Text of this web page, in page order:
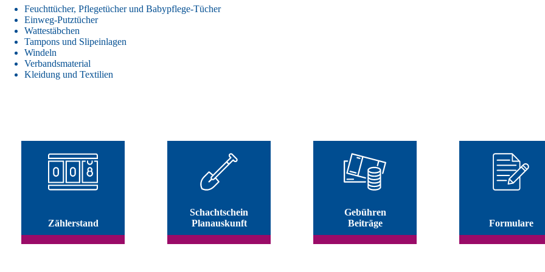
Feuchttücher, Pflegetücher und Babypflege-Tücher
Einweg-Putztücher
Wattestäbchen
Tampons und Slipeinlagen
Windeln
Verbandsmaterial
Kleidung und Textilien
Zählerstand
Schachtschein
Planauskunft
Gebühren
Beiträge
Formulare